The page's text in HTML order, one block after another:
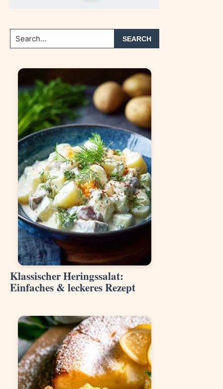
Search...
Klassischer Heringssalat:
Einfaches & leckeres Rezept